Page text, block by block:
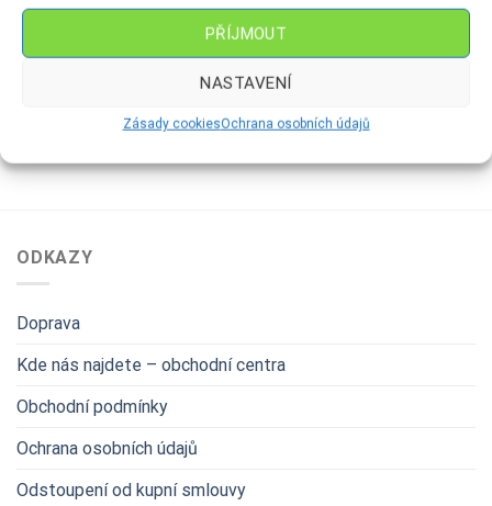
PŘÍJMOUT
NASTAVENÍ
Zásady cookiesOchrana osobních údajů
RAMPOUCHY
Vánoční ozdoba Rampouch
mrazolak Dekor K2
99Kč
ODKAZY
Doprava
Kde nás najdete – obchodní centra
Obchodní podmínky
Ochrana osobních údajů
Odstoupení od kupní smlouvy